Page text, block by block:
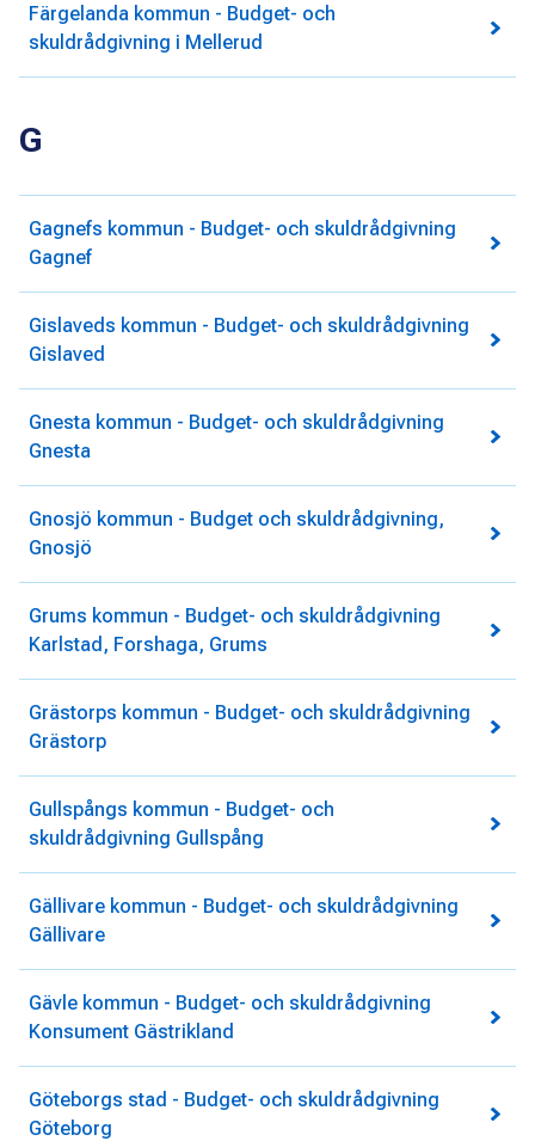
Färgelanda kommun - Budget- och
skuldrådgivning i Mellerud
G
Gagnefs kommun - Budget- och skuldrådgivning
Gagnef
Gislaveds kommun - Budget- och skuldrådgivning
Gislaved
Gnesta kommun - Budget- och skuldrådgivning
Gnesta
Gnosjö kommun - Budget och skuldrådgivning,
Gnosjö
Grums kommun - Budget- och skuldrådgivning
Karlstad, Forshaga, Grums
Grästorps kommun - Budget- och skuldrådgivning
Grästorp
Gullspångs kommun - Budget- och
skuldrådgivning Gullspång
Gällivare kommun - Budget- och skuldrådgivning
Gällivare
Gävle kommun - Budget- och skuldrådgivning
Konsument Gästrikland
Göteborgs stad - Budget- och skuldrådgivning
Göteborg